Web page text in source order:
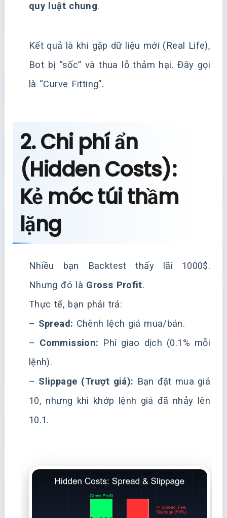
quy luật chung.
Kết quả là khi gặp dữ liệu mới (Real Life),
Bot bị “sốc” và thua lỗ thảm hại. Đây gọi
là “Curve Fitting”.
2. Chi phí ẩn
(Hidden Costs):
Kẻ móc túi thầm
lặng
Nhiều bạn Backtest thấy lãi 1000$.
Nhưng đó là Gross Profit.
Thực tế, bạn phải trả:
– Spread: Chênh lệch giá mua/bán.
– Commission: Phí giao dịch (0.1% mỗi
lệnh).
– Slippage (Trượt giá): Bạn đặt mua giá
10, nhưng khi khớp lệnh giá đã nhảy lên
10.1.